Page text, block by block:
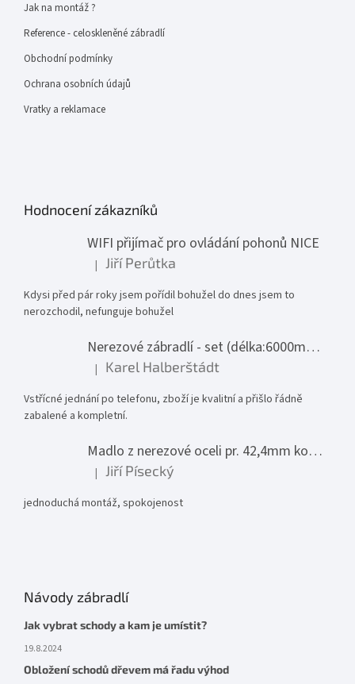
Jak na montáž ?
Reference - celoskleněné zábradlí
Obchodní podmínky
Ochrana osobních údajů
Vratky a reklamace
Hodnocení zákazníků
WIFI přijímač pro ovládání pohonů NICE
Hodnocení produktu je 1 z 5 hvězdiček.
| Jiří Perůtka
Kdysi před pár roky jsem pořídil bohužel do dnes jsem to
nerozchodil, nefunguje bohužel
Nerezové zábradlí - set (délka:6000mm x výška:1000mm)
Hodnocení produktu je 5 z 5 hvězdiček.
| Karel Halberštádt
Vstřícné jednání po telefonu, zboží je kvalitní a přišlo řádně
zabalené a kompletní.
Madlo z nerezové oceli pr. 42,4mm komplet - model 0116 - 3000mm
Hodnocení produktu je 5 z 5 hvězdiček.
| Jiří Písecký
jednoduchá montáž, spokojenost
Návody zábradlí
Jak vybrat schody a kam je umístit?
19.8.2024
Obložení schodů dřevem má řadu výhod